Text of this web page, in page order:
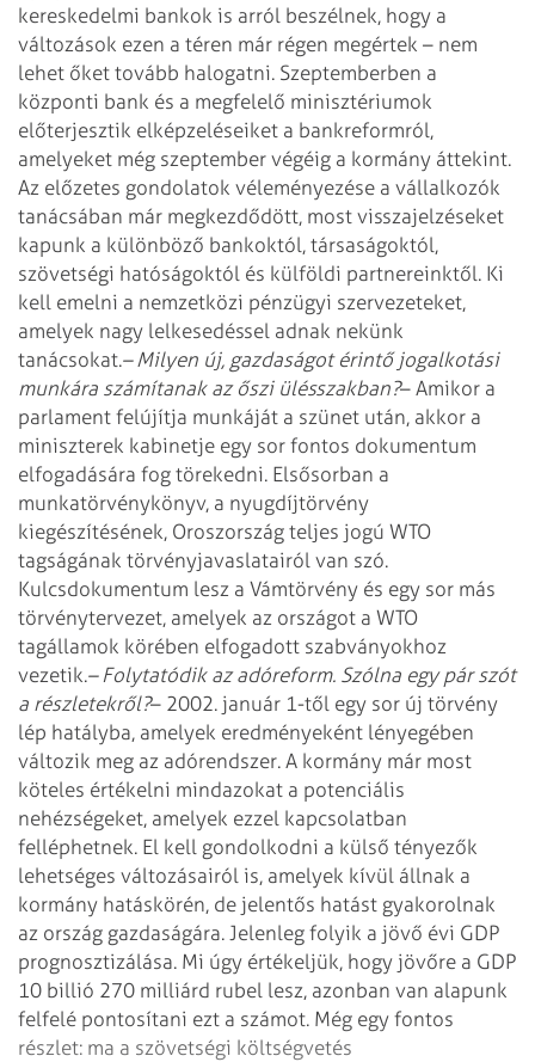
kereskedelmi bankok is arról beszélnek, hogy a
változások ezen a téren már régen megértek – nem
lehet őket tovább halogatni. Szeptemberben a
központi bank és a megfelelő minisztériumok
előterjesztik elképzeléseiket a bankreformról,
amelyeket még szeptember végéig a kormány áttekint.
Az előzetes gondolatok véleményezése a vállalkozók
tanácsában már megkezdődött, most visszajelzéseket
kapunk a különböző bankoktól, társaságoktól,
szövetségi hatóságoktól és külföldi partnereinktől. Ki
kell emelni a nemzetközi pénzügyi szervezeteket,
amelyek nagy lelkesedéssel adnak nekünk
tanácsokat.– Milyen új, gazdaságot érintő jogalkotási
munkára számítanak az őszi ülésszakban?– Amikor a
parlament felújítja munkáját a szünet után, akkor a
miniszterek kabinetje egy sor fontos dokumentum
elfogadására fog törekedni. Elsősorban a
munkatörvénykönyv, a nyugdíjtörvény
kiegészítésének, Oroszország teljes jogú WTO
tagságának törvényjavaslatairól van szó.
Kulcsdokumentum lesz a Vámtörvény és egy sor más
törvénytervezet, amelyek az országot a WTO
tagállamok körében elfogadott szabványokhoz
vezetik.– Folytatódik az adóreform. Szólna egy pár szót
a részletekről?– 2002. január 1-től egy sor új törvény
lép hatályba, amelyek eredményeként lényegében
változik meg az adórendszer. A kormány már most
köteles értékelni mindazokat a potenciális
nehézségeket, amelyek ezzel kapcsolatban
felléphetnek. El kell gondolkodni a külső tényezők
lehetséges változásairól is, amelyek kívül állnak a
kormány hatáskörén, de jelentős hatást gyakorolnak
az ország gazdaságára. Jelenleg folyik a jövő évi GDP
prognosztizálása. Mi úgy értékeljük, hogy jövőre a GDP
10 billió 270 milliárd rubel lesz, azonban van alapunk
felfelé pontosítani ezt a számot. Még egy fontos
részlet: ma a szövetségi költségvetés